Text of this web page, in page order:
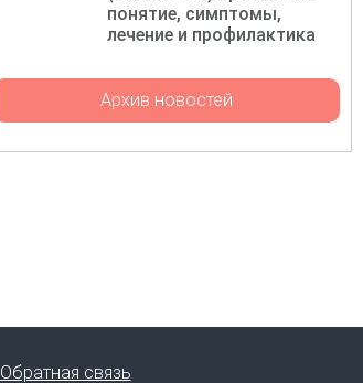
понятие, симптомы,
лечение и профилактика
Архив новостей
Обратная связь